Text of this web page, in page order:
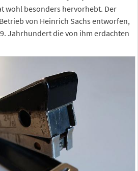
wohl besonders hervorhebt. Der
von Heinrich Sachs entworfen,
Jahrhundert die von ihm erdachten